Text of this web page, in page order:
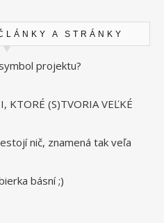
A STRÁNKY
projektu?
KTORÉ (S)TVORIA VEĽKÉ
nič, znamená tak veľa
básní ;)